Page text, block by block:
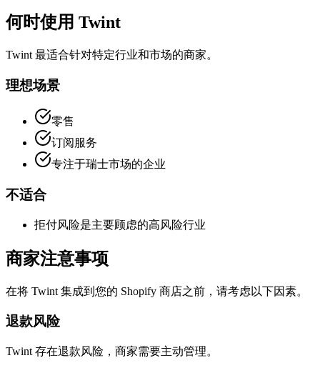
何时使用 Twint
Twint 最适合针对特定行业和市场的商家。
理想场景
零售
订阅服务
专注于瑞士市场的企业
不适合
拒付风险是主要顾虑的高风险行业
商家注意事项
在将 Twint 集成到您的 Shopify 商店之前，请考虑以下因素。
退款风险
Twint 存在退款风险，商家需要主动管理。